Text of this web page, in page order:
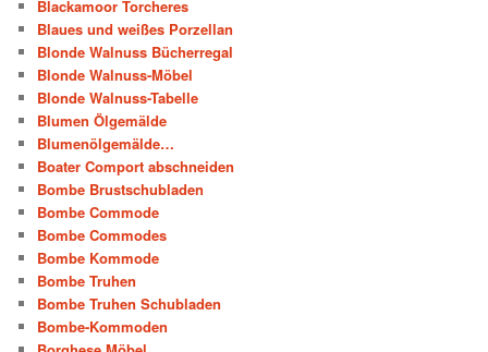
Blackamoor Torcheres
Blaues und weißes Porzellan
Blonde Walnuss Bücherregal
Blonde Walnuss-Möbel
Blonde Walnuss-Tabelle
Blumen Ölgemälde
Blumenölgemälde…
Boater Comport abschneiden
Bombe Brustschubladen
Bombe Commode
Bombe Commodes
Bombe Kommode
Bombe Truhen
Bombe Truhen Schubladen
Bombe-Kommoden